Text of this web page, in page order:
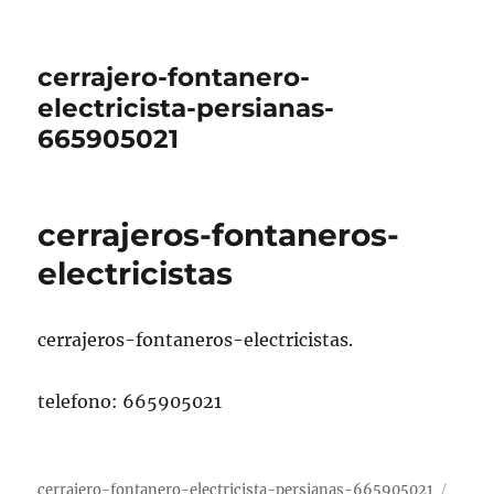
cerrajero-fontanero-
electricista-persianas-
665905021
cerrajeros-fontaneros-
electricistas
cerrajeros-fontaneros-electricistas.
telefono: 665905021
cerrajero-fontanero-electricista-persianas-665905021